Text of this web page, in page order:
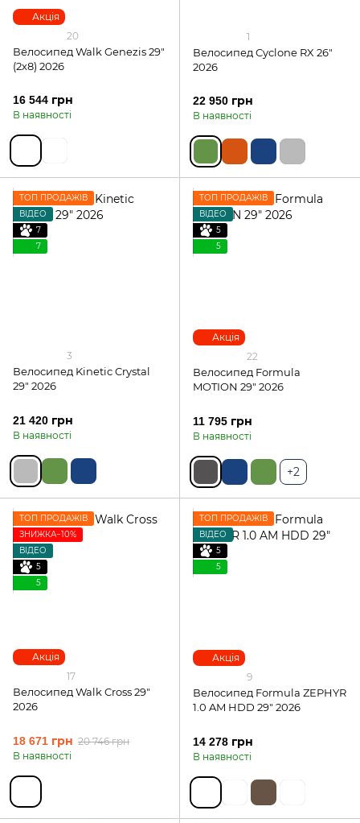
Акція
20
Велосипед Walk Genezis 29"
(2х8) 2026
16 544 грн
В наявності
1
Велосипед Cyclone RX 26"
2026
22 950 грн
В наявності
ТОП ПРОДАЖІВ
ВІДЕО
7
7
3
Велосипед Kinetic Crystal
29" 2026
21 420 грн
В наявності
Акція
ТОП ПРОДАЖІВ
ВІДЕО
5
5
22
Велосипед Formula
MOTION 29" 2026
11 795 грн
В наявності
+2
Акція
ТОП ПРОДАЖІВ
ЗНИЖКА−10%
ВІДЕО
5
5
17
Велосипед Walk Cross 29"
2026
18 671 грн 20 746 грн
В наявності
Акція
ТОП ПРОДАЖІВ
ВІДЕО
5
5
9
Велосипед Formula ZEPHYR
1.0 AM HDD 29" 2026
14 278 грн
В наявності